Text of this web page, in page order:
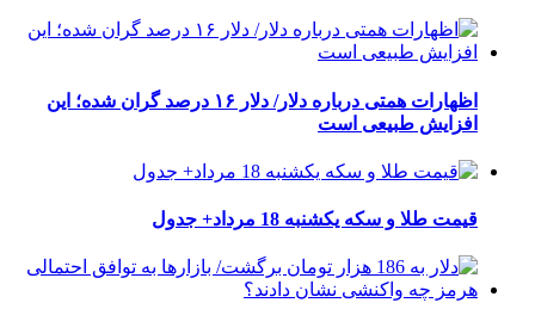
اظهارات همتی درباره دلار/ دلار ۱۶ درصد گران شده؛ این
افزایش طبیعی است
قیمت طلا و سکه یکشنبه 18 مرداد+ جدول